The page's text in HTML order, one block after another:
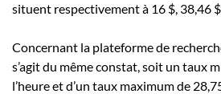
situent respectivement à 16 $, 38,46
Concernant la plateforme de
s’agit du même constat, soit un taux
l’heure et d’un taux maximum de